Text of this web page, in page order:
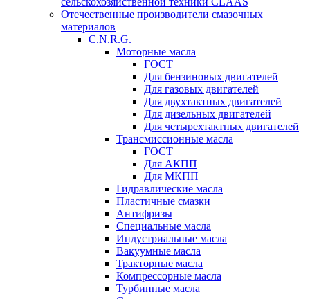
Отечественные производители смазочных
материалов
C.N.R.G.
Моторные масла
ГОСТ
Для бензиновых двигателей
Для газовых двигателей
Для двухтактных двигателей
Для дизельных двигателей
Для четырехтактных двигателей
Трансмиссионные масла
ГОСТ
Для АКПП
Для МКПП
Гидравлические масла
Пластичные смазки
Антифризы
Специальные масла
Индустриальные масла
Вакуумные масла
Тракторные масла
Компрессорные масла
Турбинные масла